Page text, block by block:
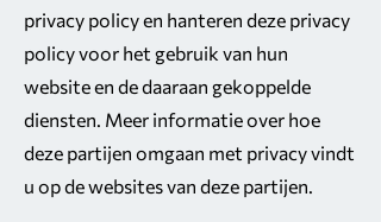
privacy policy en hanteren deze privacy
policy voor het gebruik van hun
website en de daaraan gekoppelde
diensten. Meer informatie over hoe
deze partijen omgaan met privacy vindt
u op de websites van deze partijen.